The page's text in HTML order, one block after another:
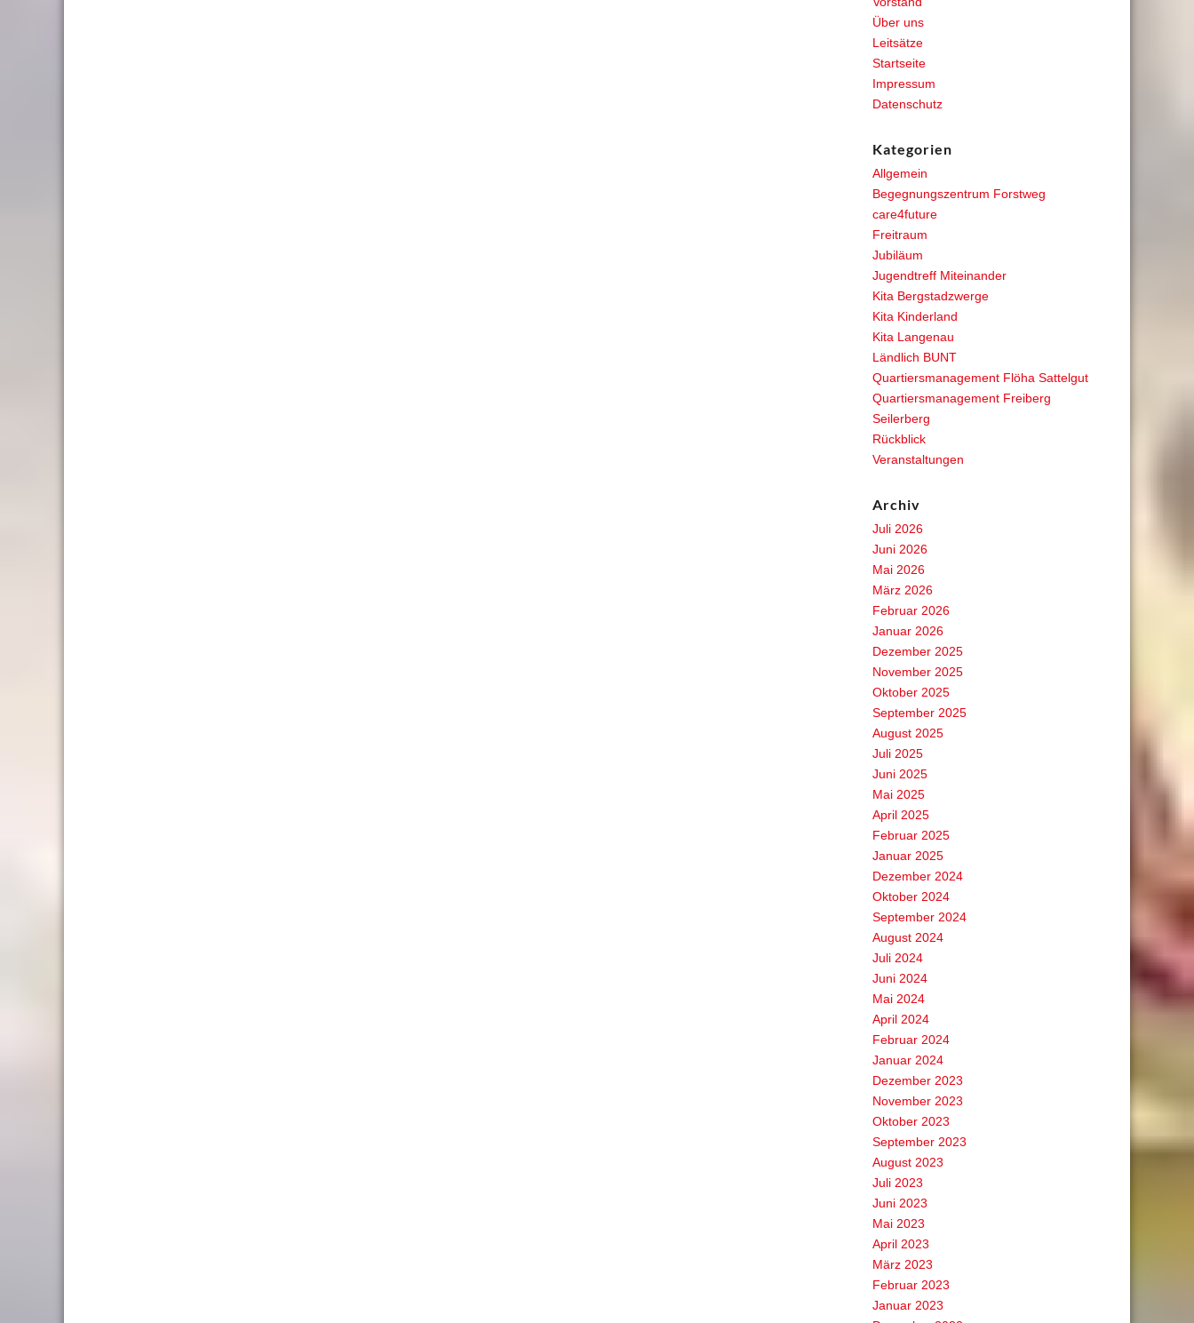
Über uns
Leitsätze
Startseite
Impressum
Datenschutz
Kategorien
Allgemein
Begegnungszentrum Forstweg
care4future
Freitraum
Jubiläum
Jugendtreff Miteinander
Kita Bergstadzwerge
Kita Kinderland
Kita Langenau
Ländlich BUNT
Quartiersmanagement Flöha Sattelgut
Quartiersmanagement Freiberg
Seilerberg
Rückblick
Veranstaltungen
Archiv
Juli 2026
Juni 2026
Mai 2026
März 2026
Februar 2026
Januar 2026
Dezember 2025
November 2025
Oktober 2025
September 2025
August 2025
Juli 2025
Juni 2025
Mai 2025
April 2025
Februar 2025
Januar 2025
Dezember 2024
Oktober 2024
September 2024
August 2024
Juli 2024
Juni 2024
Mai 2024
April 2024
Februar 2024
Januar 2024
Dezember 2023
November 2023
Oktober 2023
September 2023
August 2023
Juli 2023
Juni 2023
Mai 2023
April 2023
März 2023
Februar 2023
Januar 2023